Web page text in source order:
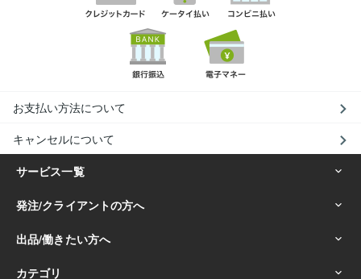
お支払い方法について
キャンセルについて